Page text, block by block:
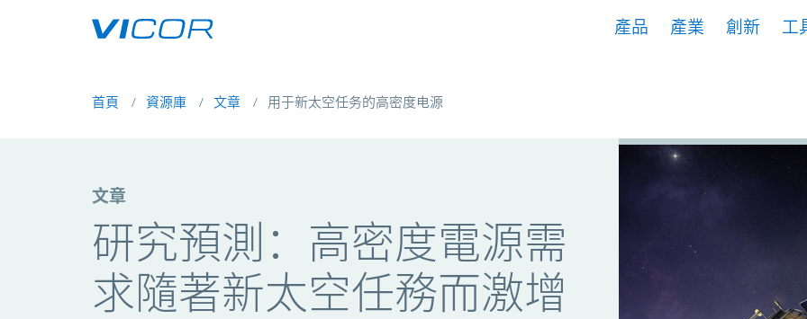
產品 產業 創新 工
首頁 資源庫 文章 用于新太空任务的高密度电源
文章
研究預測：高密度電源需
求隨著新太空任務而激增